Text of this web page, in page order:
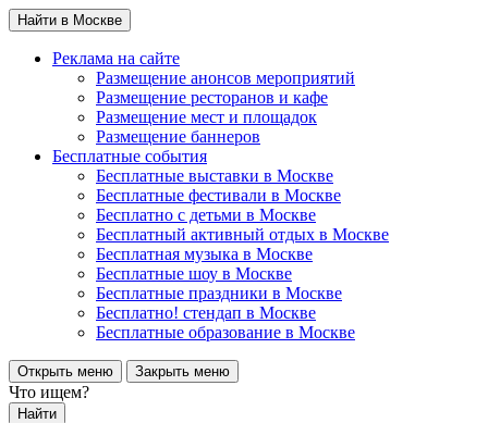
Найти в Москве
Реклама на сайте
Размещение анонсов мероприятий
Размещение ресторанов и кафе
Размещение мест и площадок
Размещение баннеров
Бесплатные события
Бесплатные выставки в Москве
Бесплатные фестивали в Москве
Бесплатно с детьми в Москве
Бесплатный активный отдых в Москве
Бесплатная музыка в Москве
Бесплатные шоу в Москве
Бесплатные праздники в Москве
Бесплатно! стендап в Москве
Бесплатные образование в Москве
Открыть меню Закрыть меню
Что ищем?
Найти